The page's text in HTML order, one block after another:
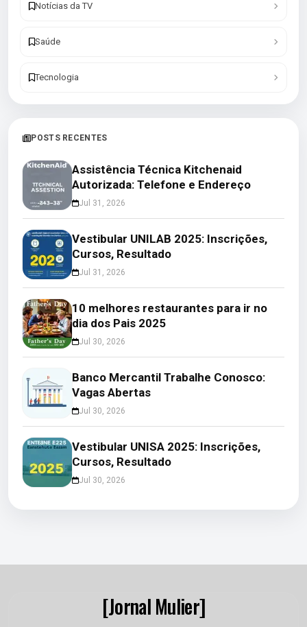
Notícias da TV
Saúde
Tecnologia
POSTS RECENTES
Assistência Técnica Kitchenaid
Autorizada: Telefone e Endereço
Jul 31, 2026
Vestibular UNILAB 2025: Inscrições,
Cursos, Resultado
Jul 31, 2026
10 melhores restaurantes para ir no
dia dos Pais 2025
Jul 30, 2026
Banco Mercantil Trabalhe Conosco:
Vagas Abertas
Jul 30, 2026
Vestibular UNISA 2025: Inscrições,
Cursos, Resultado
Jul 30, 2026
[Jornal Mulier]